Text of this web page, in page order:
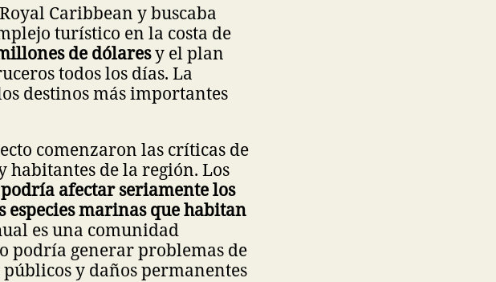
Caribbean y buscaba
turístico en la costa de
de dólaresy el plan
todos los días. La
destinos más importantes
comenzaron las críticas de
habitantes de la región. Los
afectar seriamente los
marinas que habitan
es una comunidad
podría generar problemas de
y daños permanentes